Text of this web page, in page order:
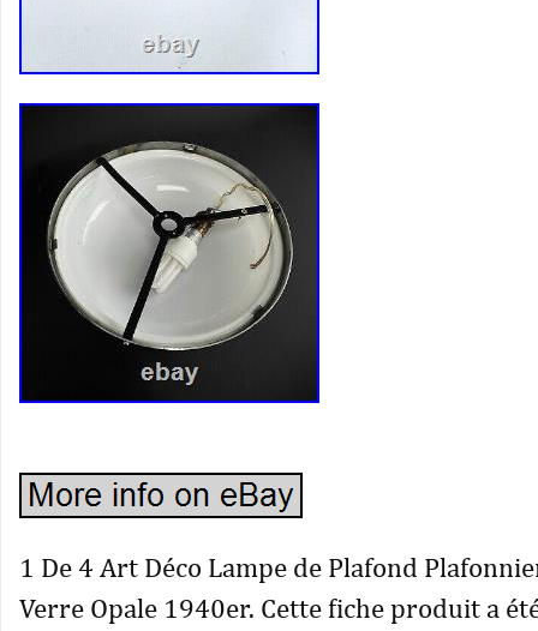
1 De 4 Art Déco Lampe de Plafond
Verre Opale 1940er. Cette fiche produit a